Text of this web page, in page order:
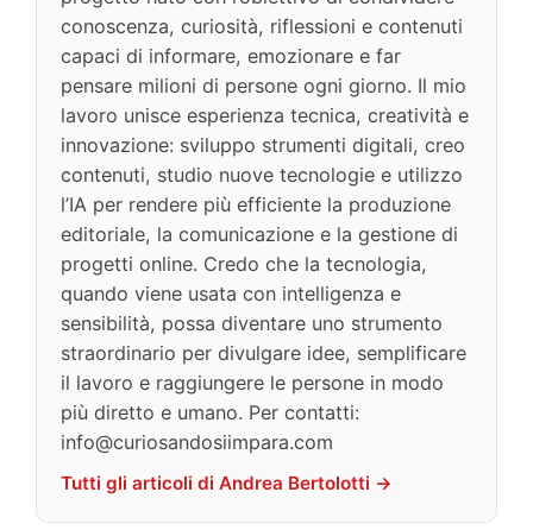
conoscenza, curiosità, riflessioni e contenuti
capaci di informare, emozionare e far
pensare milioni di persone ogni giorno. Il mio
lavoro unisce esperienza tecnica, creatività e
innovazione: sviluppo strumenti digitali, creo
contenuti, studio nuove tecnologie e utilizzo
l’IA per rendere più efficiente la produzione
editoriale, la comunicazione e la gestione di
progetti online. Credo che la tecnologia,
quando viene usata con intelligenza e
sensibilità, possa diventare uno strumento
straordinario per divulgare idee, semplificare
il lavoro e raggiungere le persone in modo
più diretto e umano. Per contatti:
info@curiosandosiimpara.com
Tutti gli articoli di Andrea Bertolotti →